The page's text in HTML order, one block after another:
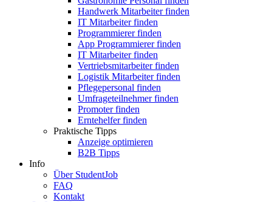
Handwerk Mitarbeiter finden
IT Mitarbeiter finden
Programmierer finden
App Programmierer finden
IT Mitarbeiter finden
Vertriebsmitarbeiter finden
Logistik Mitarbeiter finden
Pflegepersonal finden
Umfrageteilnehmer finden
Promoter finden
Erntehelfer finden
Praktische Tipps
Anzeige optimieren
B2B Tipps
Info
Über StudentJob
FAQ
Kontakt